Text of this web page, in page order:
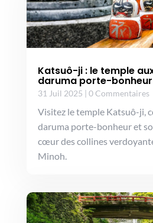
Katsuô-ji : le temple
daruma porte-bonheur
31 Juil 2025 | 0 Commentaires
Visitez le temple Katsuô-ji,
daruma porte-bonheur et
cœur des collines
Minoh.